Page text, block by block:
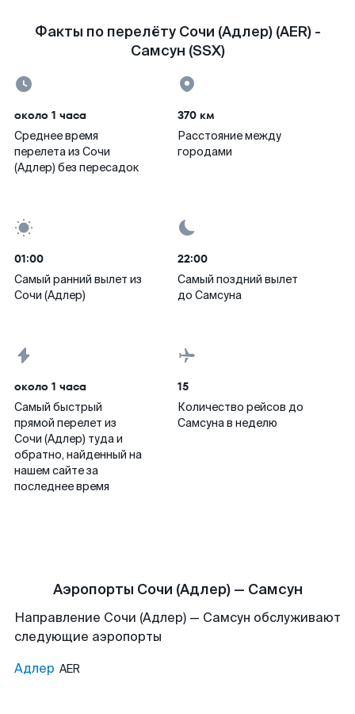
Факты по перелёту Сочи (Адлер) (AER) -
Самсун (SSX)
около 1 часа
Среднее время
перелета из Сочи
(Адлер) без пересадок
370 км
Расстояние между
городами
01:00
Самый ранний вылет из
Сочи (Адлер)
22:00
Самый поздний вылет
до Самсуна
около 1 часа
Самый быстрый
прямой перелет из
Сочи (Адлер) туда и
обратно, найденный на
нашем сайте за
последнее время
15
Количество рейсов до
Самсуна в неделю
Аэропорты Сочи (Адлер) — Самсун
Направление Сочи (Адлер) — Самсун обслуживают
следующие аэропорты
Адлер AER